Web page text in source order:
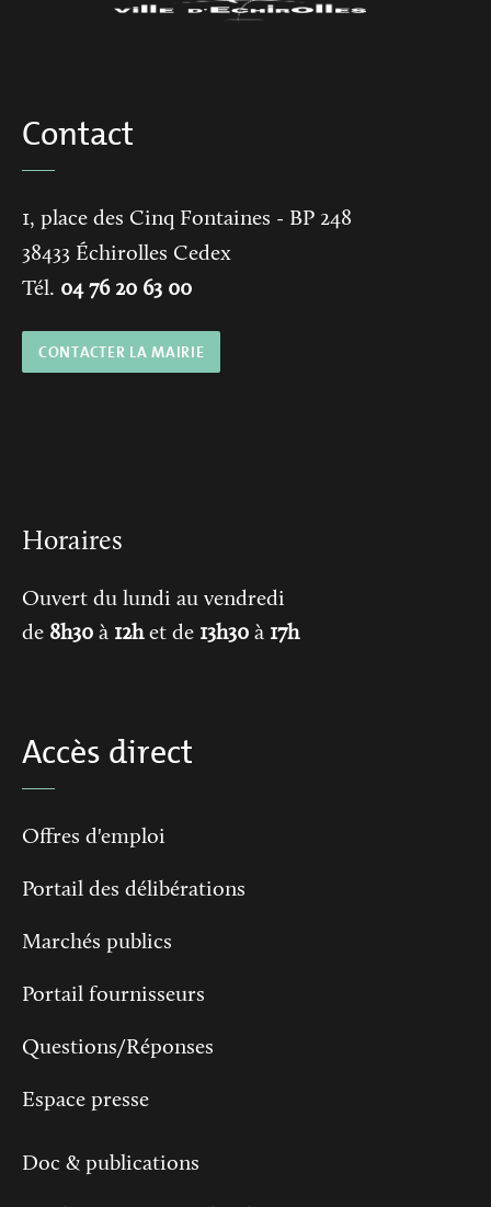
Contact
1, place des Cinq Fontaines - BP 248
38433 Échirolles Cedex
Tél. 04 76 20 63 00
CONTACTER LA MAIRIE
Horaires
Ouvert du lundi au vendredi
de 8h30 à 12het de 13h30 à 17h
Accès direct
Offres d'emploi
Portail des délibérations
Marchés publics
Portail fournisseurs
Questions/Réponses
Espace presse
Doc & publications